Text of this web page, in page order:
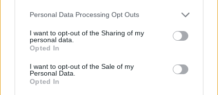
Please note that this website/app uses one or more Google
not limited to your visit or usage behaviour. You may click to
grant or deny consent to Google and its third-party tags to
use your data for below specified purposes in below Google
consent section.
Personal Data Processing Opt Outs
I want to opt-out of the Sharing of my
personal data.
Opted In
I want to opt-out of the Sale of my
Personal Data.
Opted In